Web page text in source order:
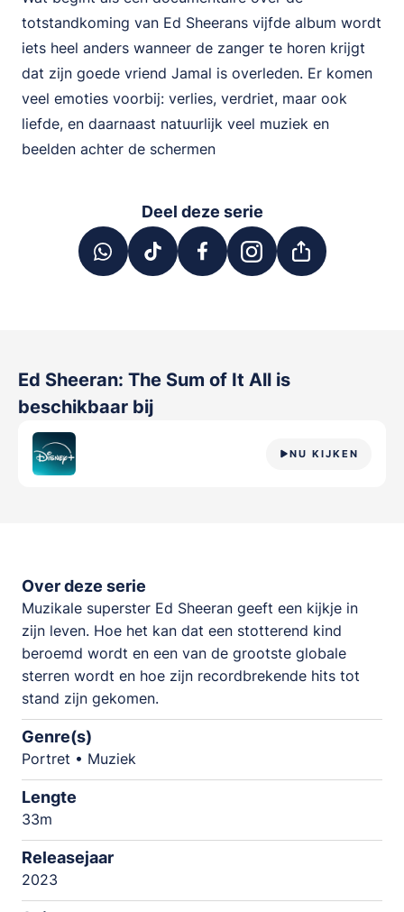
totstandkoming van Ed Sheerans vijfde album wordt
iets heel anders wanneer de zanger te horen krijgt
dat zijn goede vriend Jamal is overleden. Er komen
veel emoties voorbij: verlies, verdriet, maar ook
liefde, en daarnaast natuurlijk veel muziek en
beelden achter de schermen
Deel deze serie
Ed Sheeran: The Sum of It All is
beschikbaar bij
NU KIJKEN
Over deze serie
Muzikale superster Ed Sheeran geeft een kijkje in
zijn leven. Hoe het kan dat een stotterend kind
beroemd wordt en een van de grootste globale
sterren wordt en hoe zijn recordbrekende hits tot
stand zijn gekomen.
Genre(s)
Portret • Muziek
Lengte
33m
Releasejaar
2023